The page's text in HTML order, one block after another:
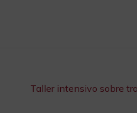
Taller intensivo sobre